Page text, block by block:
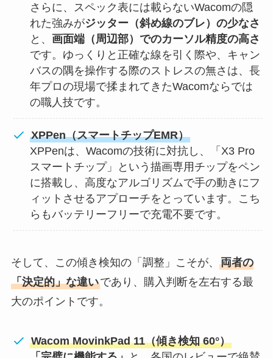
さらに、スペック表には載らないWacomの隠
れた強みがジッター（斜め線のブレ）の少なさ
と、画面端（周辺部）でのカーソル精度の高さ
です。ゆっくりと正確な線を引く際や、キャン
バスの隅を操作する際のストレスの無さは、長
年プロの現場で揉まれてきたWacomならでは
の職人技です。
XPPen（スマートチップEMR）
XPPenは、Wacomの技術に対抗し、「X3 Pro
スマートチップ」という描画専用チップをペン
に搭載し、高度なアルゴリズムで手の動きにフ
ィットさせるアプローチをとっています。こち
らもバッテリーフリーで充電不要です。
そして、この傾き検知の「調整」こそが、 両者の
「決定的」な違いであり、購入判断を左右する最
大のポイントです。
Wacom MovinkPad 11（傾き検知 60°）